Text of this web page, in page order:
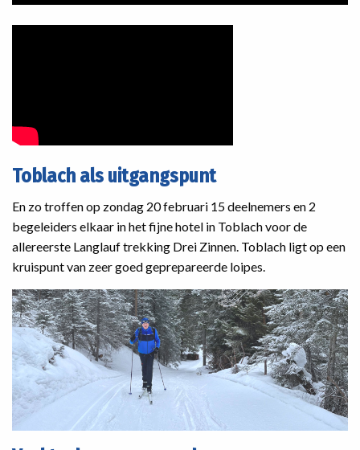
Toblach als uitgangspunt
En zo troffen op zondag 20 februari 15 deelnemers en 2
begeleiders elkaar in het fijne hotel in Toblach voor de
allereerste Langlauf trekking Drei Zinnen. Toblach ligt op een
kruispunt van zeer goed geprepareerde loipes.